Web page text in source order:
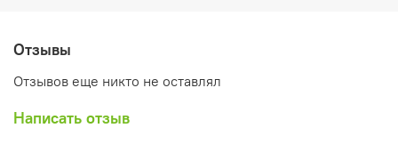
Отзывы
Отзывов еще никто не оставлял
Написать отзыв